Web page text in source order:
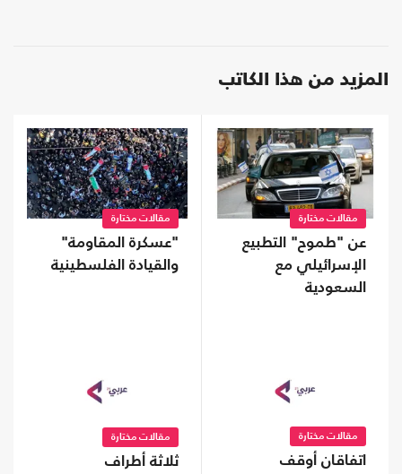
المزيد من هذا الكاتب
مقالات مختارة
عن "طموح" التطبيع
الإسرائيلي مع
السعودية
مقالات مختارة
"عسكرة المقاومة"
والقيادة الفلسطينية
مقالات مختارة
اتفاقان أوقف
مقالات مختارة
ثلاثة أطراف